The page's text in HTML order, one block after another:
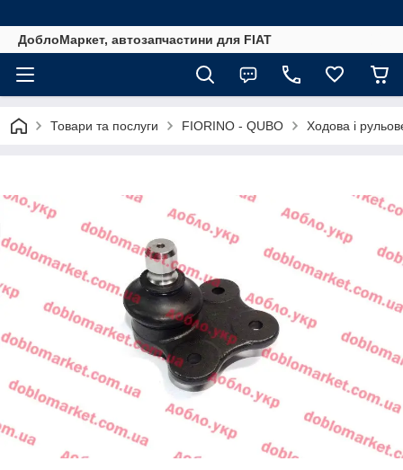
ДоблоМаркет, автозапчастини для FIAT
Товари та послуги FIORINO - QUBO Ходова і